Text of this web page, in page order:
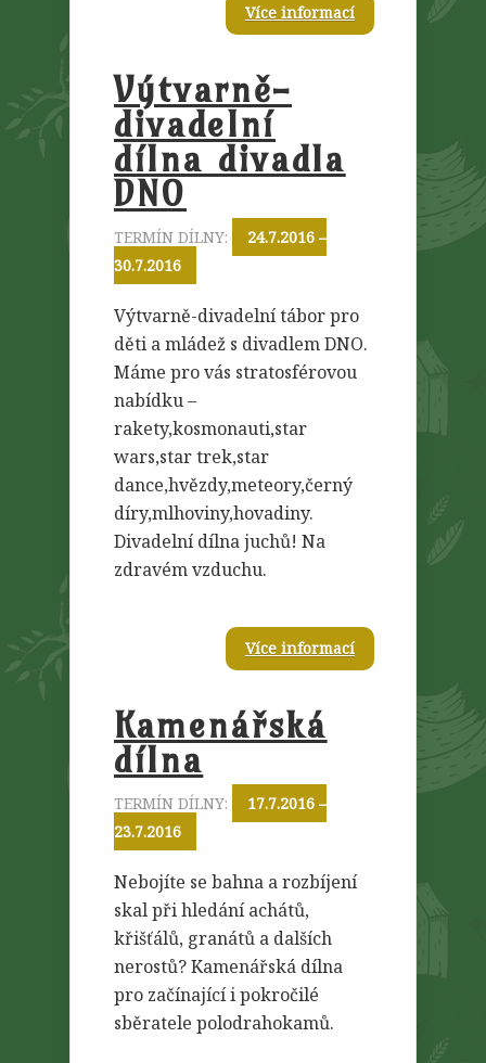
Více informací
Výtvarně-
divadelní
dílna divadla
DNO
TERMÍN DÍLNY:
24.7.2016 –
30.7.2016
Výtvarně-divadelní tábor pro
děti a mládež s divadlem DNO.
Máme pro vás stratosférovou
nabídku –
rakety,kosmonauti,star
wars,star trek,star
dance,hvězdy,meteory,černý
díry,mlhoviny,hovadiny.
Divadelní dílna juchů! Na
zdravém vzduchu.
Více informací
Kamenářská
dílna
TERMÍN DÍLNY:
17.7.2016 –
23.7.2016
Nebojíte se bahna a rozbíjení
skal při hledání achátů,
křišťálů, granátů a dalších
nerostů? Kamenářská dílna
pro začínající i pokročilé
sběratele polodrahokamů.